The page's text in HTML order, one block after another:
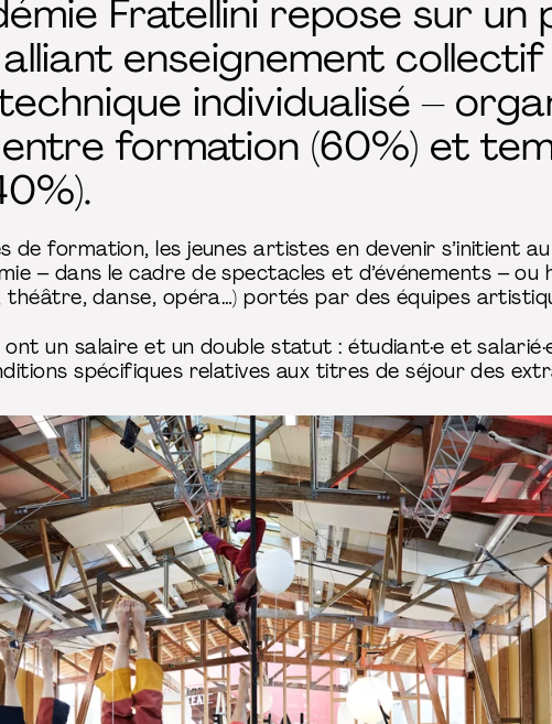
Fratellini repose sur
enseignement
individualisé –
entre formation (60%) et
de formation, les jeunes artistes en devenir s’initient
– dans le cadre de spectacles et d’événements – ou
danse, opéra…) portés par des équipes
ont un salaire et un double statut : étudiant·e et
spécifiques relatives aux titres de séjour des